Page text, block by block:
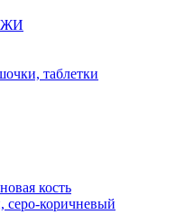
таблетки
кость
коричневый